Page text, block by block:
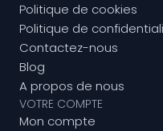
Politique de cookies
Politique de
Contactez-nous
Blog
A propos de nous
VOTRE COMPTE
Mon compte